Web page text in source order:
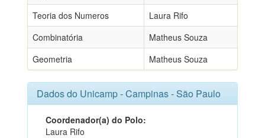
Teoria dos Numeros
Laura Rifo
Combinatória
Matheus Souza
Geometria
Matheus Souza
Dados do Unicamp - Campinas - São Paulo
Coordenador(a) do Polo:
Laura Rifo